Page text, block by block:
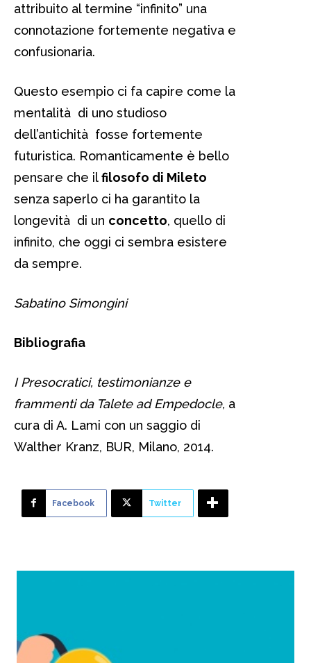
attribuito al termine “infinito” una
connotazione fortemente negativa e
confusionaria.
Questo esempio ci fa capire come la
mentalità di uno studioso
dell’antichità fosse fortemente
futuristica. Romanticamente è bello
pensare che ilfilosofo di Mileto
senza saperlo ci ha garantito la
longevità di un concetto, quello di
infinito, che oggi ci sembra esistere
da sempre.
Sabatino Simongini
Bibliografia
I Presocratici, testimonianze e
frammenti da Talete ad Empedocle, a
cura di A. Lami con un saggio di
Walther Kranz, BUR, Milano, 2014.
Facebook Twitter